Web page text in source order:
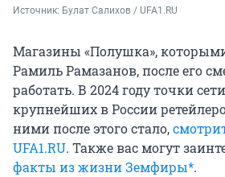
Источник: Булат Салихов / UFA1.RU
Магазины «Полушка»,
Рамиль Рамазанов, после его
работать. В 2024 году точки
крупнейших в России
ними после этого стало,
UFA1.RU. Также вас могут
факты из жизни Земфиры*.